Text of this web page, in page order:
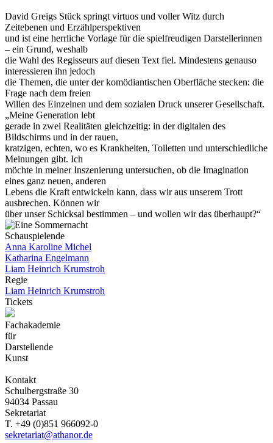
David Greigs Stück springt virtuos und voller Witz durch
Zeitebenen und Erzählperspektiven
und ist eine herrliche Vorlage für die spielfreudigen Darstellerinnen
– ein Grund, weshalb
die Wahl des Regisseurs auf diesen Text fiel. Mindestens genauso
interessieren ihn jedoch
die Themen, die unter der komödiantischen Oberfläche stecken: die
Frage nach dem freien
Willen des Einzelnen und dem sozialen Druck unserer Gesellschaft.
„Meine Generation lebt
gerade in zwei Realitäten gleichzeitig: in der digitalen des
Bildschirms und in der rauen,
kratzigen, echten, wo es Krankheiten, Toiletten und unterschiedliche
Meinungen gibt. Ich
möchte in meiner Inszenierung untersuchen, ob die Imagination
eines ganz neuen, anderen
Lebens die Kraft entwickeln kann, dass wir aus unserem Trott
ausbrechen. Können wir
über unser Schicksal bestimmen – und wollen wir das überhaupt?“
Schauspielende
Anna Karoline Michel
Katharina Engelmann
Liam Heinrich Krumstroh
Regie
Liam Heinrich Krumstroh
Tickets
Fachakademie
für
Darstellende
Kunst
Kontakt
Schulbergstraße 30
94034 Passau
Sekretariat
T. +49 (0)851 966092-0
sekretariat@athanor.de